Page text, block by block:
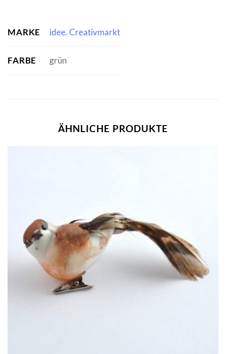
MARKE idee. Creativmarkt
FARBE grün
ÄHNLICHE PRODUKTE